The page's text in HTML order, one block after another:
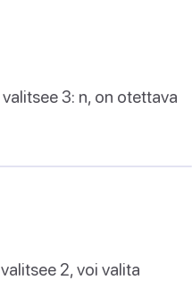
3: n, on otettava
2, voi valita